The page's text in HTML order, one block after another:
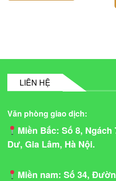
LIÊN HỆ
Văn phòng giao dịch:
Miền Bắc: Số 8, Ngách
Dư, Gia Lâm, Hà Nội.
Miền nam: Số 34,